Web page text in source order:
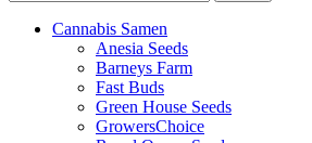
Cannabis Samen
Anesia Seeds
Barneys Farm
Fast Buds
Green House Seeds
GrowersChoice